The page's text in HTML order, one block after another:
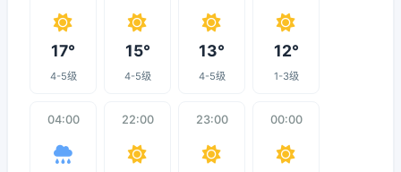
17°
4-5级
15°
4-5级
13°
4-5级
12°
1-3级
04:00 22:00 23:00 00:00